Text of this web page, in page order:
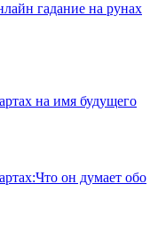
гадание на рунах
на имя будущего
он думает обо